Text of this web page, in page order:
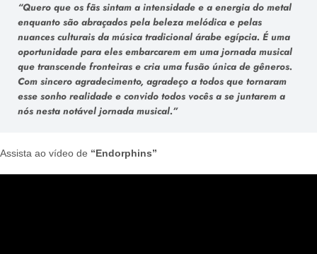
“Quero que os fãs sintam a intensidade e a energia do metal
enquanto são abraçados pela beleza melódica e pelas
nuances culturais da música tradicional árabe egípcia. É uma
oportunidade para eles embarcarem em uma jornada musical
que transcende fronteiras e cria uma fusão única de gêneros.
Com sincero agradecimento, agradeço a todos que tornaram
esse sonho realidade e convido todos vocês a se juntarem a
nós nesta notável jornada musical.”
Assista ao vídeo de “ Endorphins”